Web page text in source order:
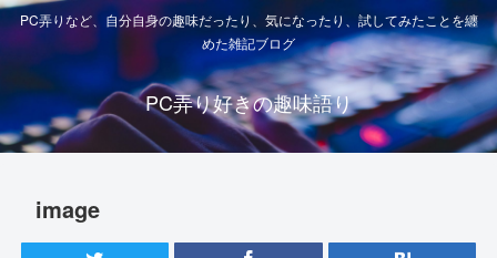
PC弄りなど、自分自身の趣味だったり、気になったり、試してみたことを纏
めた雑記ブログ
PC弄り好きの趣味語り
image